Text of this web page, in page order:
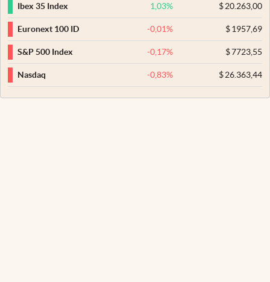
Ibex 35 Index
1,03% $20.263,00
Euronext 100 ID -0,01% $1957,69
S&P 500 Index -0,17% $7723,55
Nasdaq -0,83% $26.363,44